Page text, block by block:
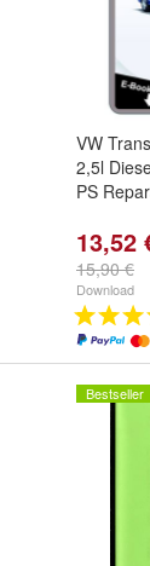
VW
2,5l
PS
13,52
15,90 €
Download
Bestseller